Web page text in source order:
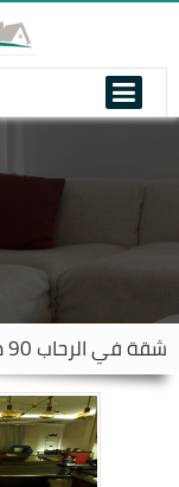
شقة فيالرحاب